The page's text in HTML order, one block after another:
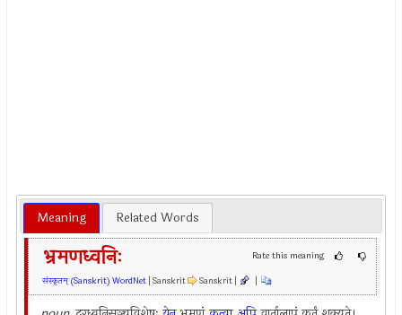
Meaning Related Words
Rate this meaning
भ्रमणध्वनिः
संस्कृतम् (Sanskrit) WordNet | Sanskrit Sanskrit | |